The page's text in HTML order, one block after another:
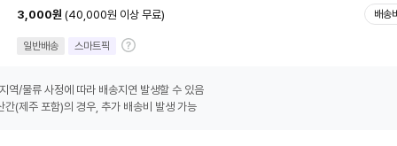
3,000원 (40,000원 이상 무료) 배송
일반배송 스마트픽
역/물류 사정에 따라 배송지연 발생할 수 있음
간(제주 포함)의 경우, 추가 배송비 발생 가능